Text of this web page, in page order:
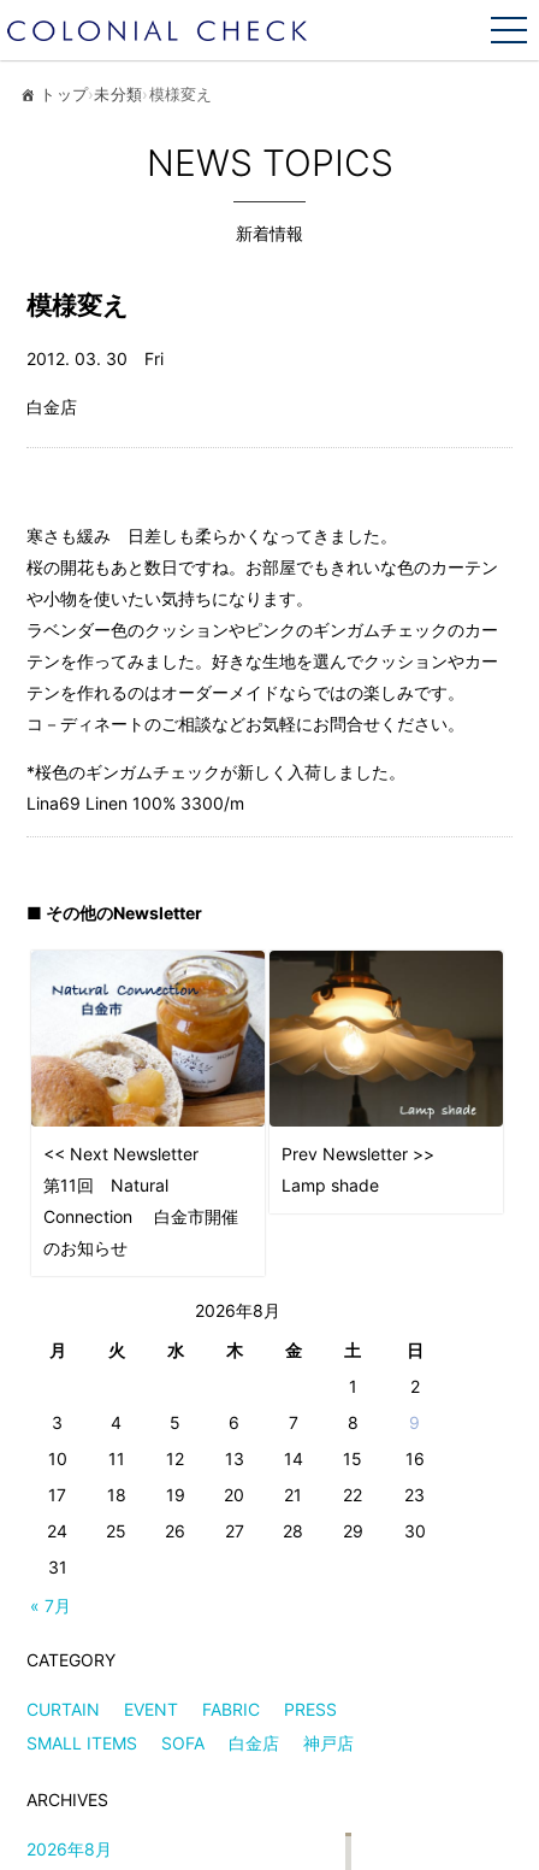
トップ›未分類›模様変え
NEWS TOPICS
新着情報
模様変え
2012. 03. 30 Fri
白金店
寒さも緩み 日差しも柔らかくなってきました。
桜の開花もあと数日ですね。お部屋でもきれいな色のカーテン
や小物を使いたい気持ちになります。
ラベンダー色のクッションやピンクのギンガムチェックのカー
テンを作ってみました。好きな生地を選んでクッションやカー
テンを作れるのはオーダーメイドならではの楽しみです。
コ－ディネートのご相談などお気軽にお問合せください。
*桜色のギンガムチェックが新しく入荷しました。
Lina69 Linen 100% 3300/m
■ その他のNewsletter
<< Next Newsletter
第11回 Natural
Connection 白金市開催
のお知らせ
Prev Newsletter >>
Lamp shade
2026年8月
月
火 水 木 金 土 日
« 7月
1
2
3
4 5 6 7 8
9
10
11 12 13 14 15
16
17
18 19 20 21 22
23
24
25 26 27 28 29
30
31
CATEGORY
CURTAIN EVENT FABRIC
PRESS
SMALL ITEMS
SOFA 白金店 神戸店
ARCHIVES
2026年8月